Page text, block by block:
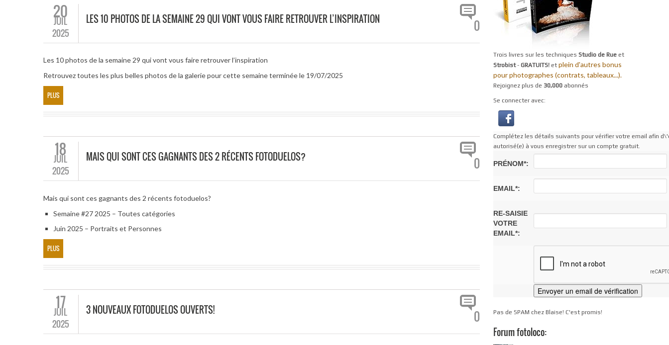
20
JUIL
2025
LES 10 PHOTOS DE LA SEMAINE 29 QUI VONT VOUS FAIRE RETROUVER L’INSPIRATION 0
Les 10 photos de la semaine 29 qui vont vous faire retrouver l’inspiration
Retrouvez toutes les plus belles photos de la galerie pour cette semaine terminée le 19/07/2025
PLUS
18
JUIL
2025
MAIS QUI SONT CES GAGNANTS DES 2 RÉCENTS FOTODUELOS? 0
Mais qui sont ces gagnants des 2 récents fotoduelos?
Semaine #27 2025 – Toutes catégories
Juin 2025 – Portraits et Personnes
PLUS
17
JUIL
2025
3 NOUVEAUX FOTODUELOS OUVERTS! 0
Trois livres sur les techniques Studio de Rueet
Strobist- GRATUITS! et plein d'autres bonus
pour photographes (contrats, tableaux...).
Rejoignez plus de 30,000abonnés
Se connecter avec:
Complétez les détails suivants pour vérifier votre email afin
autorisé(e) à vous enregistrer sur un compte gratuit.
PRÉNOM*:
EMAIL*:
RE-SAISIE
VOTRE
EMAIL*:
Pas de SPAM chez Blaise! C'est promis!
Forum fotoloco: